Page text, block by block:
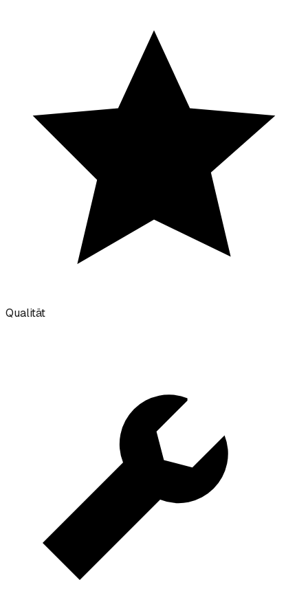
Qualität